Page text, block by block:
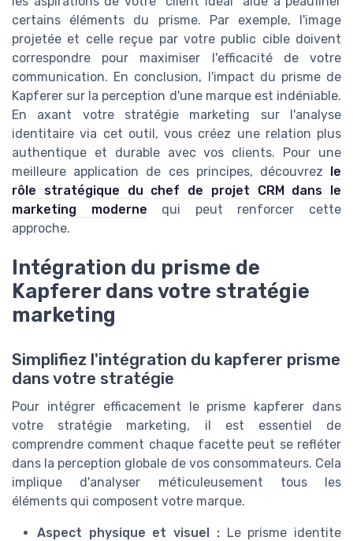
certains éléments du prisme. Par exemple, l'image
projetée et celle reçue par votre public cible doivent
correspondre pour maximiser l'efficacité de votre
communication. En conclusion, l'impact du prisme de
Kapferer sur la perception d'une marque est indéniable.
En axant votre stratégie marketing sur l'analyse
identitaire via cet outil, vous créez une relation plus
authentique et durable avec vos clients. Pour une
meilleure application de ces principes, découvrez
le
rôle stratégique du chef de projet CRM dans le
marketing moderne qui peut renforcer cette
approche.
Intégration du prisme de
Kapferer dans votre stratégie
marketing
Simplifiez l'intégration du kapferer prisme
dans votre stratégie
Pour intégrer efficacement le prisme kapferer dans
votre stratégie marketing, il est essentiel de
comprendre comment chaque facette peut se refléter
dans la perception globale de vos consommateurs. Cela
implique d'analyser méticuleusement tous les
éléments qui composent votre marque.
Aspect physique et visuel :Le prisme identite